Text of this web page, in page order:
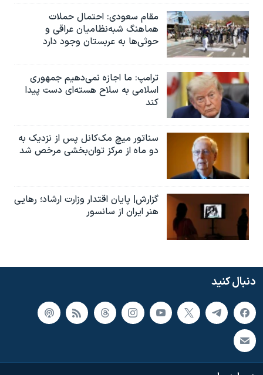
مقام سعودی: احتمال حملات
هماهنگ شبه‌نظامیان عراقی و
حوثی‌ها به عربستان وجود دارد
ترامپ: ما اجازه نمی‌دهیم جمهوری
اسلامی به سلاح هسته‌ای دست پیدا
کند
سناتور میچ مک‌کانل پس از نزدیک به
دو ماه از مرکز توان‌بخشی مرخص شد
گزارش| پایان اقتدار وزارت ارشاد؛ رهایی
هنر ایران از سانسور
دنبال کنید